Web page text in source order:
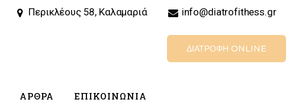
Περικλέους 58, Καλαμαριά info@diatrofithess.gr
ΔΙΑΤΡΟΦΉ ONLINE
ΆΡΘΡΑ ΕΠΙΚΟΙΝΩΝΊΑ